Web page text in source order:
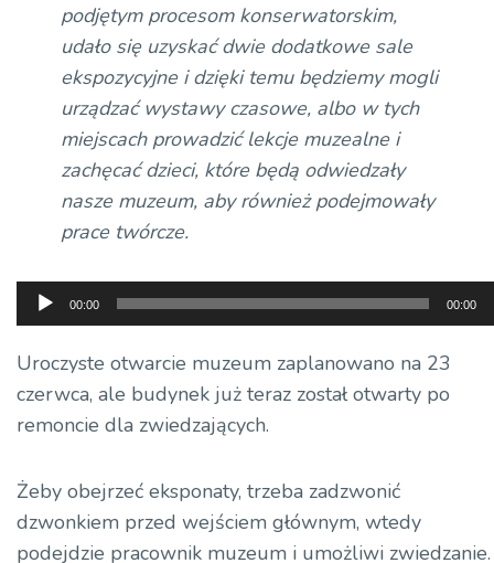
podjętym procesom konserwatorskim,
udało się uzyskać dwie dodatkowe sale
ekspozycyjne i dzięki temu będziemy mogli
urządzać wystawy czasowe, albo w tych
miejscach prowadzić lekcje muzealne i
zachęcać dzieci, które będą odwiedzały
nasze muzeum, aby również podejmowały
prace twórcze.
Odtwarzacz
plików
dźwiękowych
00:00 00:00
Uroczyste otwarcie muzeum zaplanowano na 23
czerwca, ale budynek już teraz został otwarty po
remoncie dla zwiedzających.
Żeby obejrzeć eksponaty, trzeba zadzwonić
dzwonkiem przed wejściem głównym, wtedy
podejdzie pracownik muzeum i umożliwi zwiedzanie.